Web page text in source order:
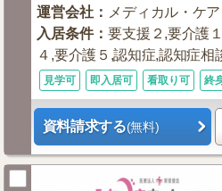
運営会社 ： メディカル・ケ
入居条件：要支援２,要介護
４,要介護５,認知症,認知症相
見学可 即入居可 看取り可 終
資料請求する(無料)